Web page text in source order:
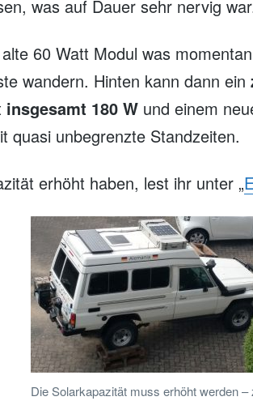
was auf Dauer sehr nervig
60 Watt Modul was
wandern. Hinten kann dann ein
insgesamt 180 W und einem
quasi unbegrenzte Standzeiten.
erhöht haben, lest ihr unter „
Die Solarkapazität muss erhöht werden –